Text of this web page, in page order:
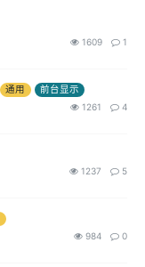
1609 1
通用 前台显示
1261 4
1237 5
984 0